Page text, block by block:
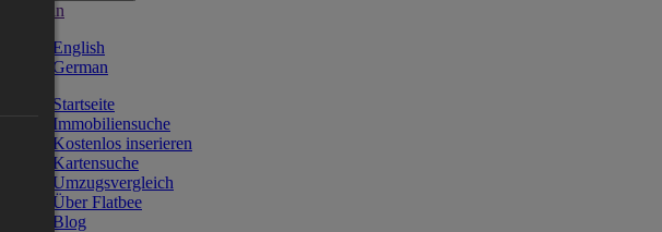
German
English
German
Startseite
Immobiliensuche
Kostenlos inserieren
Kartensuche
Umzugsvergleich
Über Flatbee
Blog